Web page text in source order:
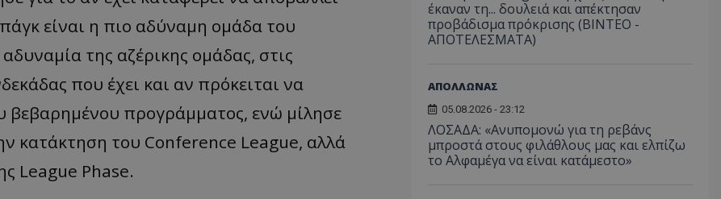
είναι η πιο αδύναμη ομάδα του
της αζέρικης ομάδας, στις
που έχει και αν πρόκειται να
βεβαρημένου προγράμματος, ενώ μίλησε
κατάκτηση του Conference League, αλλά
League Phase.
έκαναν τη... δουλειά και απέκτησαν
προβάδισμα πρόκρισης (ΒΙΝΤΕΟ -
ΑΠΟΤΕΛΕΣΜΑΤΑ)
ΑΠΟΛΛΩΝΑΣ
05.08.2026 - 23:12
ΛΟΣΑΔΑ: «Ανυπομονώ για τη ρεβάνς
μπροστά στους φιλάθλους μας και ελπίζω
το Αλφαμέγα να είναι κατάμεστο»